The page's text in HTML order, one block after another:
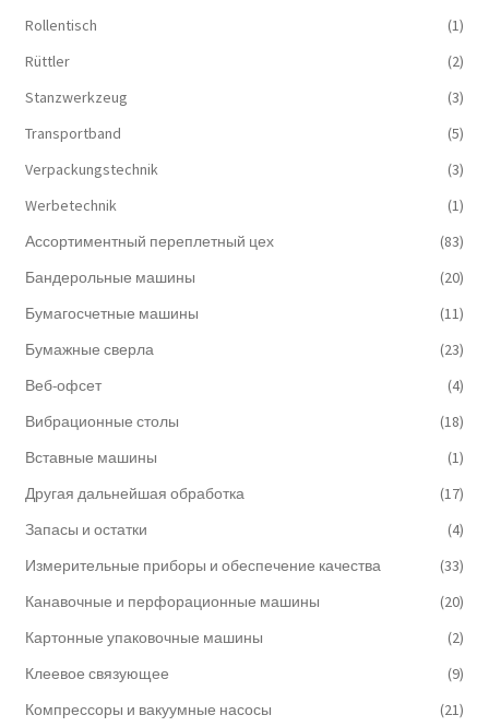
Rollentisch
(1)
Rüttler
(2)
Stanzwerkzeug
(3)
Transportband
(5)
Verpackungstechnik
(3)
Werbetechnik
(1)
Ассортиментный переплетный цех
(83)
Бандерольные машины
(20)
Бумагосчетные машины
(11)
Бумажные сверла
(23)
Веб-офсет
(4)
Вибрационные столы
(18)
Вставные машины
(1)
Другая дальнейшая обработка
(17)
Запасы и остатки
(4)
Измерительные приборы и обеспечение качества
(33)
Канавочные и перфорационные машины
(20)
Картонные упаковочные машины
(2)
Клеевое связующее
(9)
Компрессоры и вакуумные насосы
(21)